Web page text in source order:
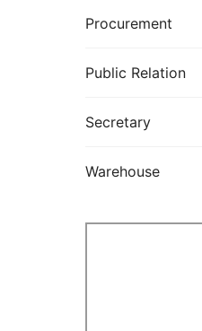
Procurement
Public Relation
Secretary
Warehouse